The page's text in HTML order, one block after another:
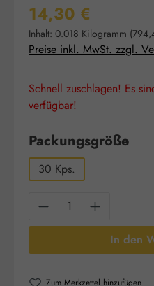
Regulärer Preis:
14,30 €
Inhalt: 0.018 Kilogramm
Preise inkl. MwSt. zzgl.
Schnell zuschlagen! Es
verfügbar!
Packungsgröße
30 Kps.
Produkt Anzahl:
In den
Zum Merkzettel hinzufügen